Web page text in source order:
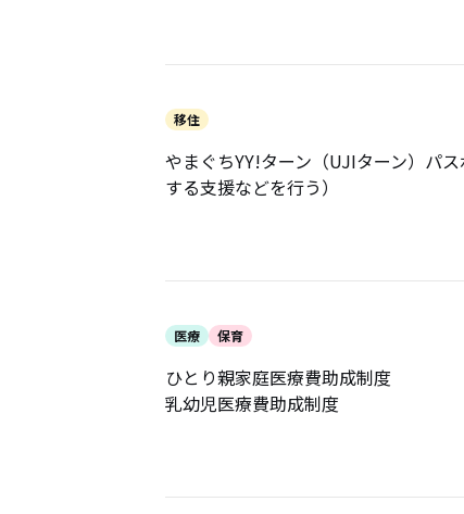
移住
やまぐちYY!ターン（UJIターン）パ
する支援などを行う）
医療 保育
ひとり親家庭医療費助成制度
乳幼児医療費助成制度